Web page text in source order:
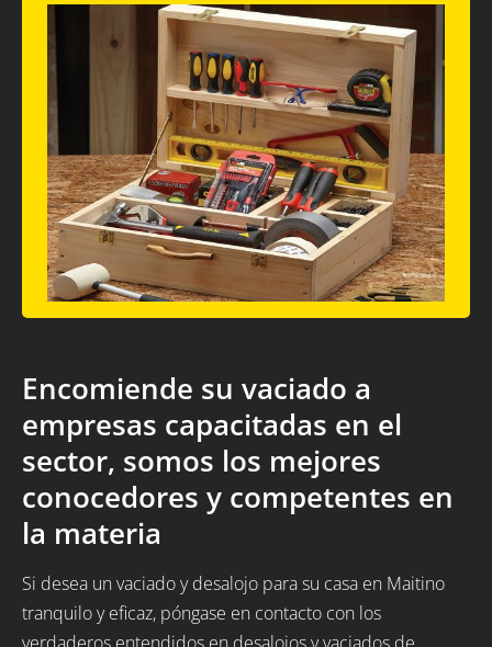
Encomiende su vaciado a
empresas capacitadas en el
sector, somos los mejores
conocedores y competentes en
la materia
Si desea un vaciado y desalojo para su casa en Maitino
tranquilo y eficaz, póngase en contacto con los